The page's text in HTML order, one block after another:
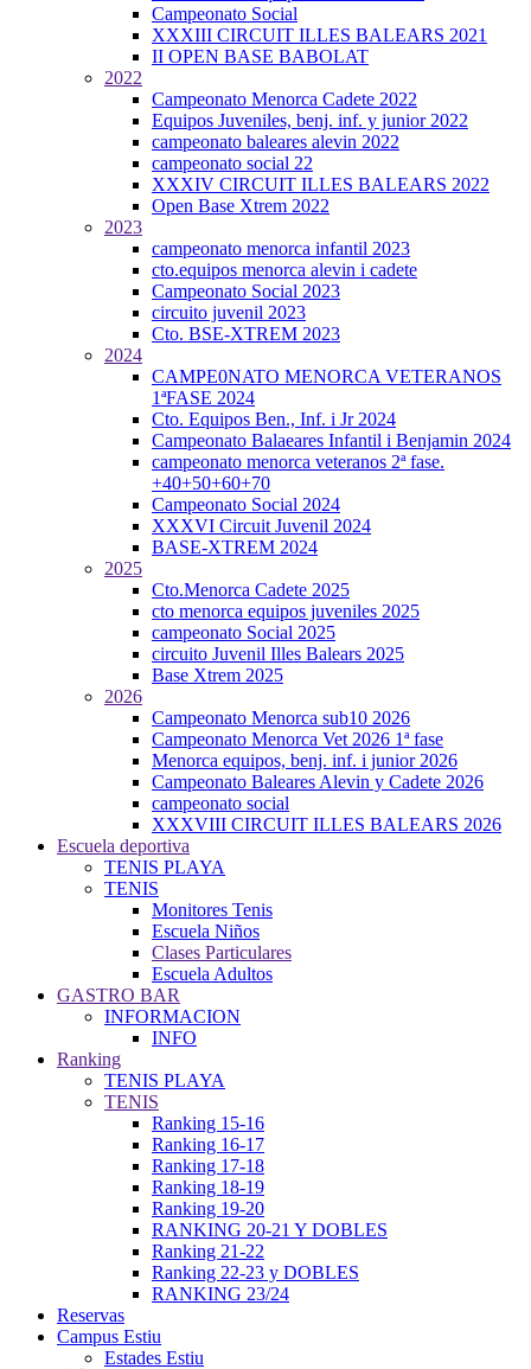
Campeonato Social
XXXIII CIRCUIT ILLES BALEARS 2021
II OPEN BASE BABOLAT
2022
Campeonato Menorca Cadete 2022
Equipos Juveniles, benj. inf. y junior 2022
campeonato baleares alevin 2022
campeonato social 22
XXXIV CIRCUIT ILLES BALEARS 2022
Open Base Xtrem 2022
2023
campeonato menorca infantil 2023
cto.equipos menorca alevin i cadete
Campeonato Social 2023
circuito juvenil 2023
Cto. BSE-XTREM 2023
2024
CAMPE0NATO MENORCA VETERANOS
1ªFASE 2024
Cto. Equipos Ben., Inf. i Jr 2024
Campeonato Balaeares Infantil i Benjamin 2024
campeonato menorca veteranos 2ª fase.
+40+50+60+70
Campeonato Social 2024
XXXVI Circuit Juvenil 2024
BASE-XTREM 2024
2025
Cto.Menorca Cadete 2025
cto menorca equipos juveniles 2025
campeonato Social 2025
circuito Juvenil Illes Balears 2025
Base Xtrem 2025
2026
Campeonato Menorca sub10 2026
Campeonato Menorca Vet 2026 1ª fase
Menorca equipos, benj. inf. i junior 2026
Campeonato Baleares Alevin y Cadete 2026
campeonato social
XXXVIII CIRCUIT ILLES BALEARS 2026
Escuela deportiva
TENIS PLAYA
TENIS
Monitores Tenis
Escuela Niños
Clases Particulares
Escuela Adultos
GASTRO BAR
INFORMACION
INFO
Ranking
TENIS PLAYA
TENIS
Ranking 15-16
Ranking 16-17
Ranking 17-18
Ranking 18-19
Ranking 19-20
RANKING 20-21 Y DOBLES
Ranking 21-22
Ranking 22-23 y DOBLES
RANKING 23/24
Reservas
Campus Estiu
Estades Estiu